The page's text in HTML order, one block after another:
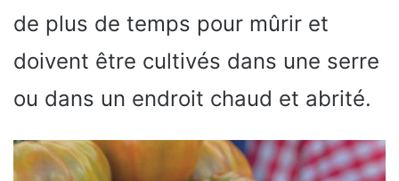
de plus de temps pour mûrir et
doivent être cultivés dans une serre
ou dans un endroit chaud et abrité.